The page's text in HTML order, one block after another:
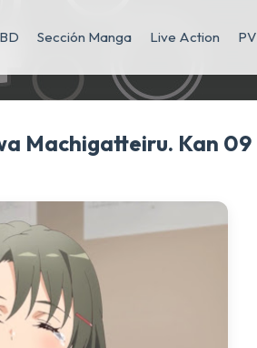
Sección Manga Live Action PV
Machigatteiru. Kan 09